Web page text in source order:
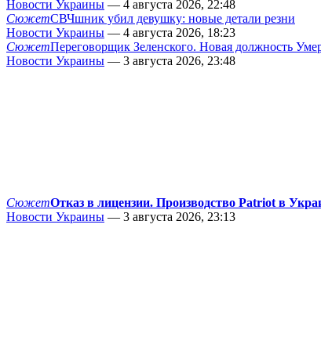
Новости Украины — 4 августа 2026, 22:48
СюжетСВЧшник убил девушку: новые детали резни
Новости Украины — 4 августа 2026, 18:23
СюжетПереговорщик Зеленского. Новая должность
Новости Украины — 3 августа 2026, 23:48
СюжетОтказ в лицензии. Производство Patriot в
Новости Украины — 3 августа 2026, 23:13